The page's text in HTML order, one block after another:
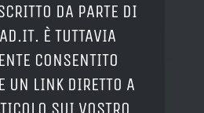
DA PARTE DI
È TUTTAVIA
CONSENTITO
UN LINK DIRETTO A